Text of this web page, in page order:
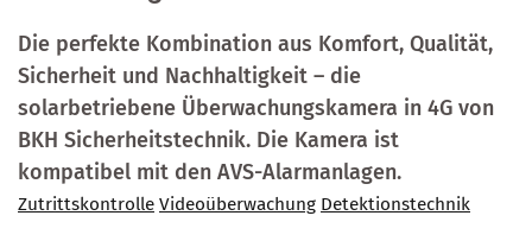
Die perfekte Kombination aus Komfort, Qualität,
Sicherheit und Nachhaltigkeit – die
solarbetriebene Überwachungskamera in 4G von
BKH Sicherheitstechnik. Die Kamera ist
kompatibel mit den AVS-Alarmanlagen.
Zutrittskontrolle Videoüberwachung Detektionstechnik